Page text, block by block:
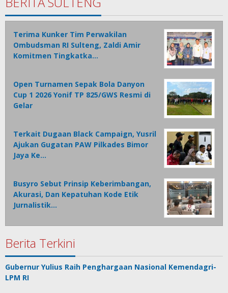
Terima Kunker Tim Perwakilan
Ombudsman RI Sulteng, Zaldi Amir
Komitmen Tingkatka…
Open Turnamen Sepak Bola Danyon
Cup 1 2026 Yonif TP 825/GWS Resmi di
Gelar
Terkait Dugaan Black Campaign, Yusril
Ajukan Gugatan PAW Pilkades Bimor
Jaya Ke…
Busyro Sebut Prinsip Keberimbangan,
Akurasi, Dan Kepatuhan Kode Etik
Jurnalistik…
Berita Terkini
Gubernur Yulius Raih Penghargaan Nasional Kemendagri-
LPM RI